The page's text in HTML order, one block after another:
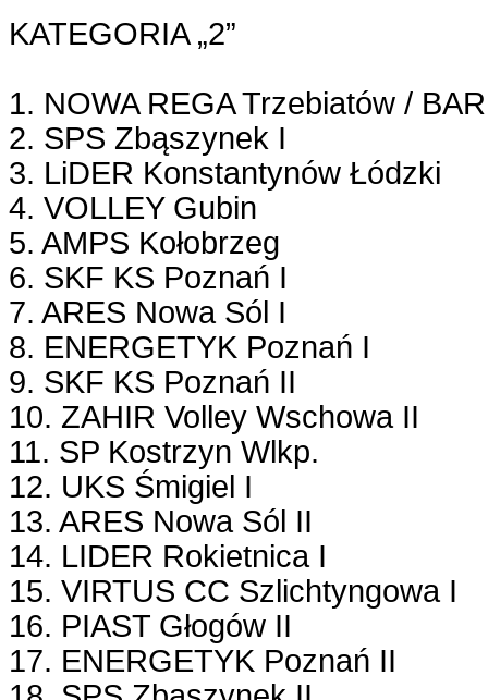
KATEGORIA „2”
1. NOWA REGA Trzebiatów /
2. SPS Zbąszynek I
3. LiDER Konstantynów Łódzki
4. VOLLEY Gubin
5. AMPS Kołobrzeg
6. SKF KS Poznań I
7. ARES Nowa Sól I
8. ENERGETYK Poznań I
9. SKF KS Poznań II
10. ZAHIR Volley Wschowa II
11. SP Kostrzyn Wlkp.
12. UKS Śmigiel I
13. ARES Nowa Sól II
14. LIDER Rokietnica I
15. VIRTUS CC Szlichtyngowa I
16. PIAST Głogów II
17. ENERGETYK Poznań II